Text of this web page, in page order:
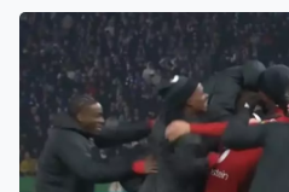
出底線，半場0比0。 這支卡
菲夫頭槌頂橫，梅積卡胸口一
主帥文仙尼仍未笑得出來，頭
著出線希望，今場一定要贏。
前給哥甸奴，助攻入楔的費明
2比0勝局。7戰8分，排西亞